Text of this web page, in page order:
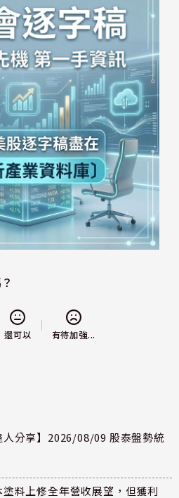
還可以 有待加強...
人分享】2026/08/09 股泰盤勢統
塗料上修全年營收展望，但獲利